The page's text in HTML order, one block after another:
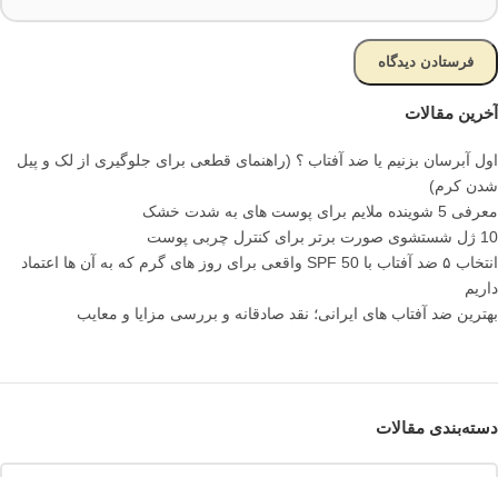
آخرین مقالات
اول آبرسان بزنیم یا ضد آفتاب ؟ (راهنمای قطعی برای جلوگیری از لک و پیل
شدن کرم)
معرفی 5 شوینده ملایم برای پوست های به شدت خشک
10 ژل شستشوی صورت برتر برای کنترل چربی پوست
انتخاب ۵ ضد آفتاب با SPF 50 واقعی برای روز های گرم که به آن ها اعتماد
داریم
بهترین ضد آفتاب های ایرانی؛ نقد صادقانه و بررسی مزایا و معایب
دسته‌بندی مقالات